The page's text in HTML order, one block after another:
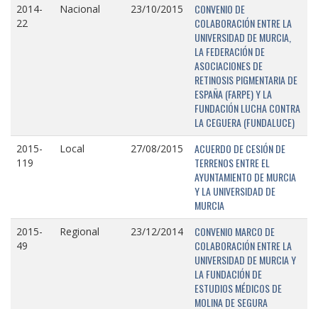
2014-
22
Nacional 23/10/2015
CONVENIO DE
COLABORACIÓN ENTRE LA
UNIVERSIDAD DE MURCIA,
LA FEDERACIÓN DE
ASOCIACIONES DE
RETINOSIS PIGMENTARIA DE
ESPAÑA (FARPE) Y LA
FUNDACIÓN LUCHA CONTRA
LA CEGUERA (FUNDALUCE)
2015-
119
Local 27/08/2015
ACUERDO DE CESIÓN DE
TERRENOS ENTRE EL
AYUNTAMIENTO DE MURCIA
Y LA UNIVERSIDAD DE
MURCIA
2015-
49
Regional 23/12/2014
CONVENIO MARCO DE
COLABORACIÓN ENTRE LA
UNIVERSIDAD DE MURCIA Y
LA FUNDACIÓN DE
ESTUDIOS MÉDICOS DE
MOLINA DE SEGURA